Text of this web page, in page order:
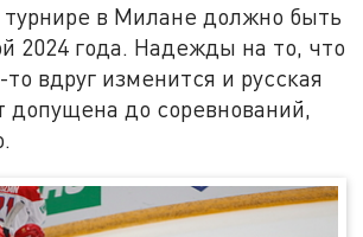
турнире в Милане должно быть
2024 года. Надежды на то, что
вдруг изменится и русская
допущена до соревнований,